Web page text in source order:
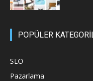
POPÜLER
SEO
Pazarlama